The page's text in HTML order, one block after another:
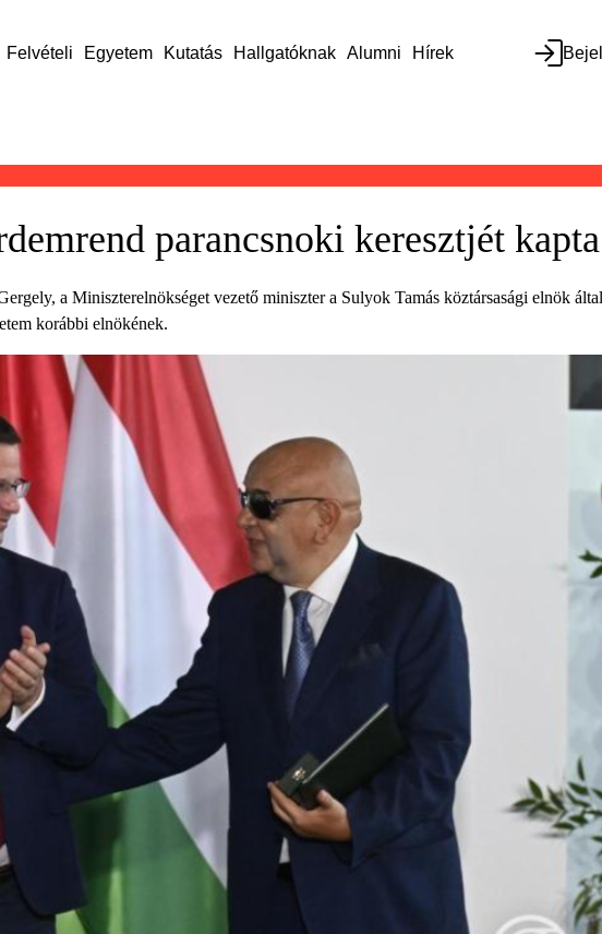
Felvételi Egyetem Kutatás Hallgatóknak Alumni Hírek
parancsnoki keresztjét
a Miniszterelnökséget vezető miniszter a Sulyok Tamás köztársasági elnök
korábbi elnökének.